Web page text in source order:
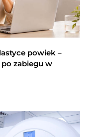
powiek –
zabiegu w